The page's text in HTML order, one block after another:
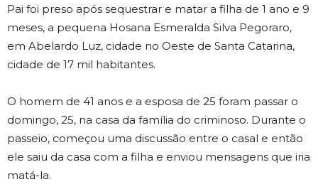
Pai foi preso após sequestrar e matar a filha de 1 ano e 9
meses, a pequena Hosana Esmeralda Silva Pegoraro,
em Abelardo Luz, cidade no Oeste de Santa Catarina,
cidade de 17 mil habitantes.
O homem de 41 anos e a esposa de 25 foram passar o
domingo, 25, na casa da família do criminoso. Durante o
passeio, começou uma discussão entre o casal e então
ele saiu da casa com a filha e enviou mensagens que iria
matá-la.